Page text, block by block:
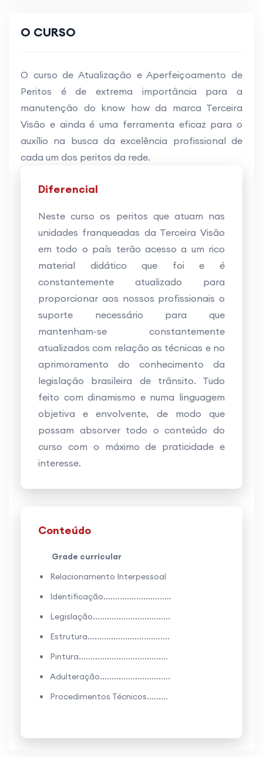
O CURSO
O curso de Atualização e Aperfeiçoamento de
Peritos é de extrema importância para a
manutenção do know how da marca Terceira
Visão e ainda é uma ferramenta eficaz para o
auxílio na busca da excelência profissional de
cada um dos peritos da rede.
Diferencial
Neste curso os peritos que atuam nas
unidades franqueadas da Terceira Visão
em todo o país terão acesso a um rico
material didático que foi e é
constantemente atualizado para
proporcionar aos nossos profissionais o
suporte necessário para que
mantenham-se constantemente
atualizados com relação as técnicas e no
aprimoramento do conhecimento da
legislação brasileira de trânsito. Tudo
feito com dinamismo e numa linguagem
objetiva e envolvente, de modo que
possam absorver todo o conteúdo do
curso com o máximo de praticidade e
interesse.
Conteúdo
Grade curricular
Relacionamento Interpessoal
Identificação.............................
Legislação.................................
Estrutura...................................
Pintura......................................
Adulteração..............................
Procedimentos Técnicos.........